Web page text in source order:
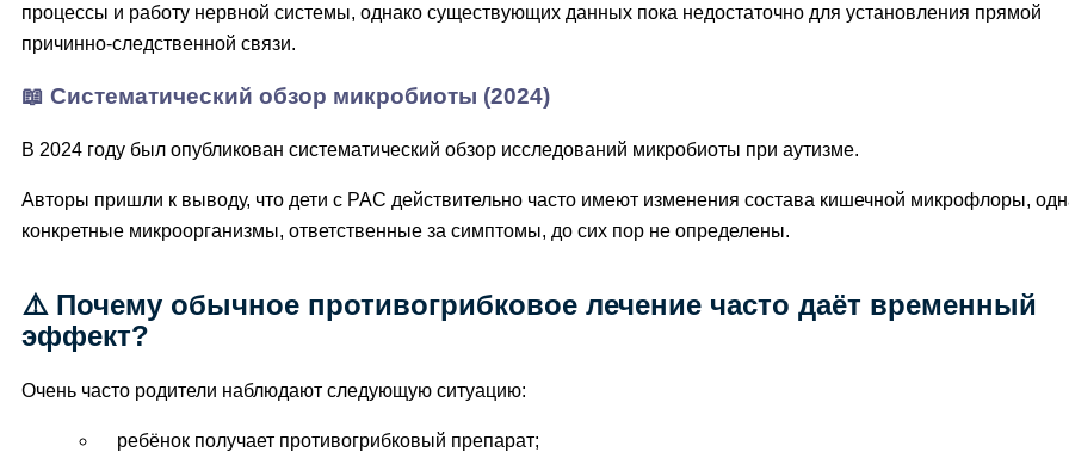
процессы и работу нервной системы, однако существующих данных пока недостаточно для установления прямой
причинно-следственной связи.
📖 Систематический обзор микробиоты (2024)
В 2024 году был опубликован систематический обзор исследований микробиоты при аутизме.
Авторы пришли к выводу, что дети с РАС действительно часто имеют изменения состава кишечной микрофлоры,
конкретные микроорганизмы, ответственные за симптомы, до сих пор не определены.
⚠️ Почему обычное противогрибковое лечение часто даёт временный
эффект?
Очень часто родители наблюдают следующую ситуацию:
ребёнок получает противогрибковый препарат;